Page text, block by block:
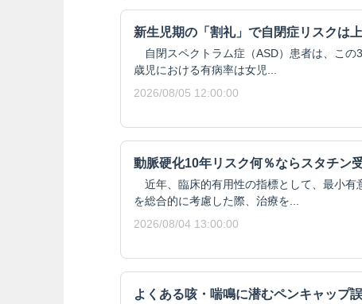
新生児期の「割礼」で自閉症リスクは
自閉スペクトラム症（ASD）患者は、この
歳児における有病率は女児...
2026/08/05 12:00:00
動脈硬化10年リスク何％ならスタチン
近年、臨床的有用性の指標として、最小有
を総合的に考慮した際、治療を...
2026/08/04 13:00:00
よくある咳・喘鳴に潜むペンキャップ